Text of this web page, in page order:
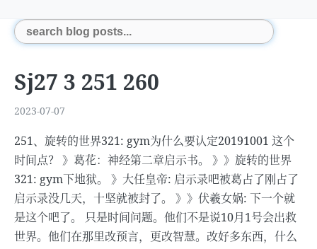
Sj27 3 251 260
2023-07-07
251、旋转的世界321: gym为什么要认定20191001 这个
时间点？ 》葛花：神经第二章启示书。 》》旋转的世界
321: gym下地狱。 》大任皇帝: 启示录吧被葛占了刚占了
启示录没几天，十坚就被封了。 》》伏羲女娲: 下一个就
是这个吧了。 只是时间问题。他们不是说10月1号会出救
世界。他们在那里改预言，更改智慧。改好多东西，什么